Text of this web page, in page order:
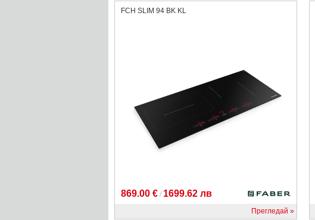
FCH SLIM 94 BK KL
869.00 € / 1699.62 лв
Прегледай